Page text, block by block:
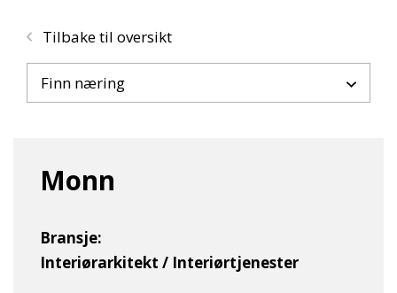
Tilbake til oversikt
Finn næring
Monn
Bransje:
Interiørarkitekt / Interiørtjenester